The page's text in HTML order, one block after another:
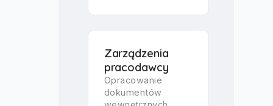
Zarządzenia
pracodawcy
Opracowanie
dokumentów